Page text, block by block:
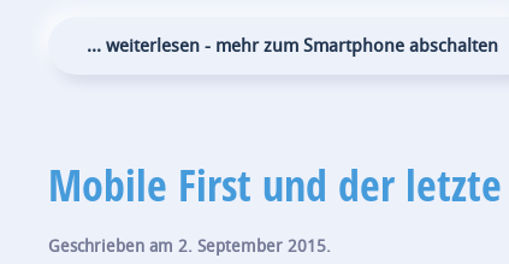
... weiterlesen - mehr zum Smartphone abschalten
Mobile First und der
Geschrieben am 2. September 2015.